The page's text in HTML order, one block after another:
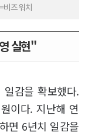
비즈워치
실현"
감을 확보했다.
이다. 지난해 연
면 6년치 일감을